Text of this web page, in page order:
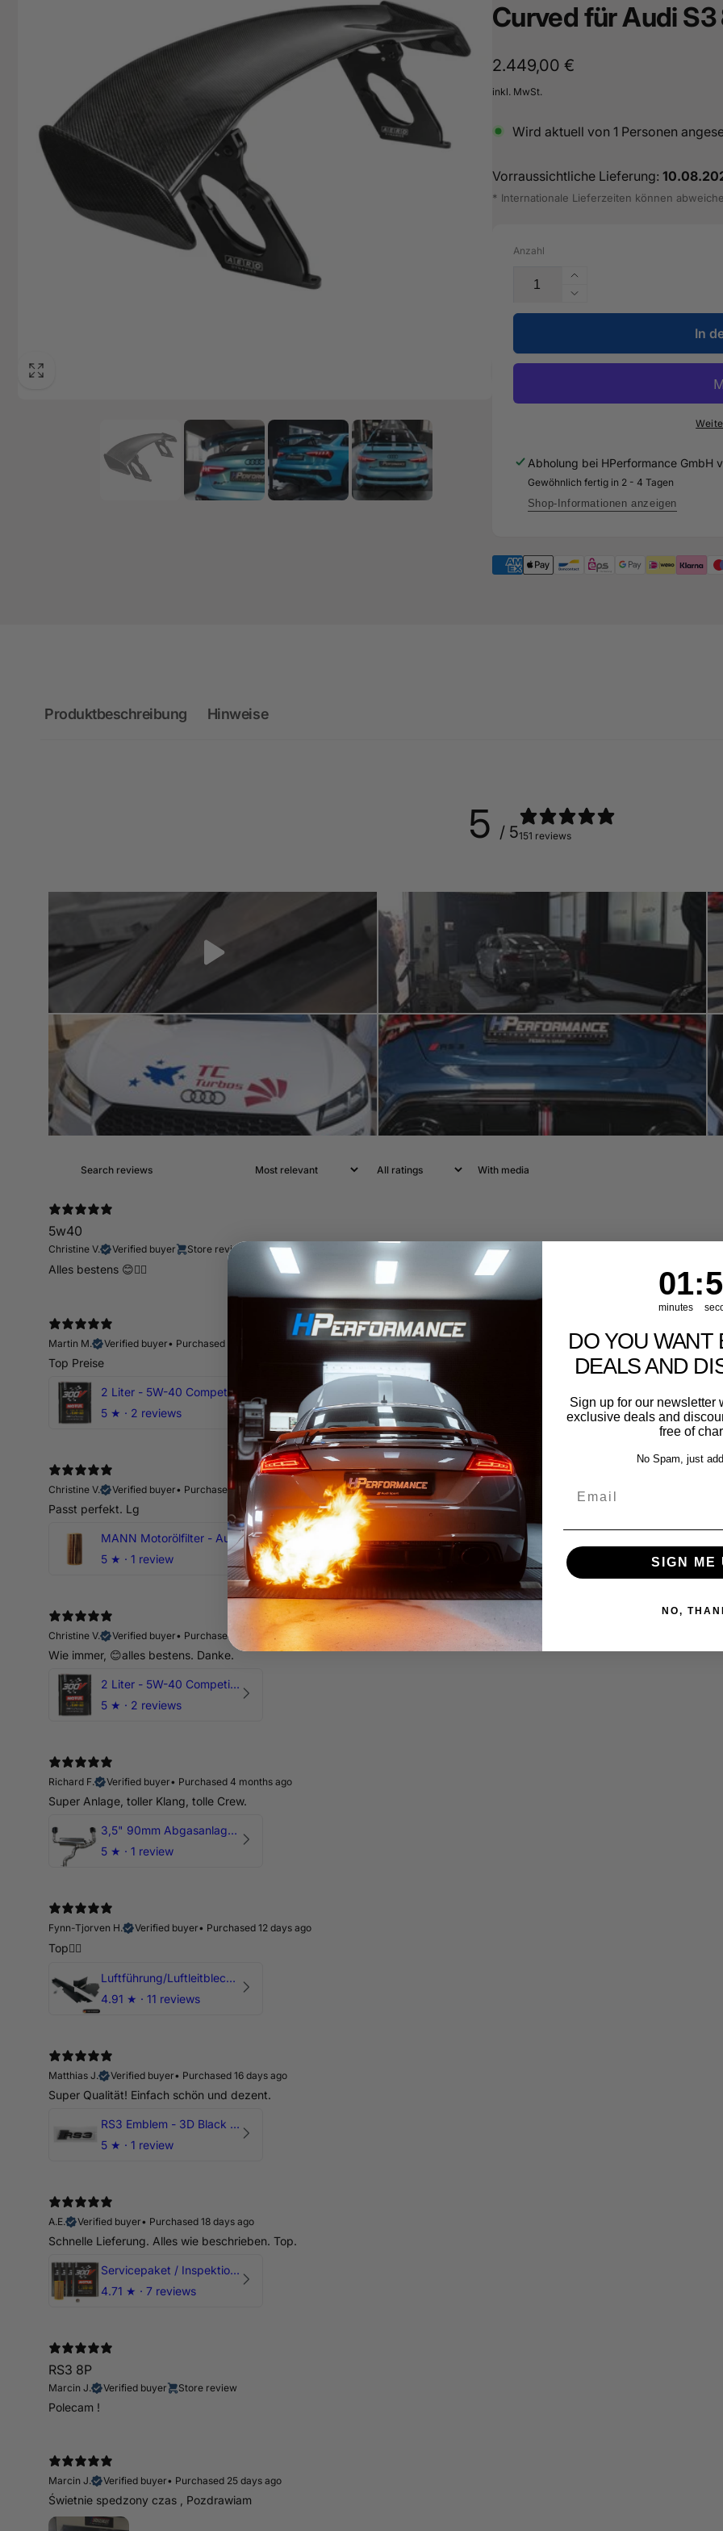
Curved für Audi
Normaler
Preis
2.449,00 €
inkl. MwSt.
Wird aktuell von 1 Personen
Vorraussichtliche Lieferung:
* Internationale Lieferzeiten können
Anzahl
Erhöhe
die
Menge
Carbon
Heckflügel
Heckspoiler
für
Audi
S3
Verringere
die
für
Carbon
/
Curved
für
Audi
Limousine
In
Abholung bei HPerformance GmbH
Gewöhnlich fertig in 2 - 4 Tagen
Shop-Informationen anzeigen
Produktbeschreibung Hinweise
5 / 5151 reviews
With media
5w40
Christine V. Verified buyer Store review
Alles bestens 😊👍🏻
Martin M.
Verified buyer• Purchased 11 days ago
Top Preise
2 Liter - 5W-40 Competition 300V Motul Motoröl
5 ★ · 2 reviews
Christine V.
Verified buyer• Purchased 14 days ago
Passt perfekt. Lg
MANN Motorölfilter - Audi RS3 TTRS RSQ3 VZ5 - DAZ DNW
5 ★ · 1 review
Christine V.
Verified buyer• Purchased 14 days ago
Wie immer, 😊alles bestens. Danke.
2 Liter - 5W-40 Competition 300V Motul Motoröl
5 ★ · 2 reviews
Richard F.
Verified buyer• Purchased 4 months ago
Super Anlage, toller Klang, tolle Crew.
3,5" 90mm Abgasanlage AUDI RSQ3 DNWA 2.5 TFSI
5 ★ · 1 review
Fynn-Tjorven H.
Verified buyer• Purchased 12 days ago
Top👍🏼
Luftführung/Luftleitblech 5" 125mm offene Ansaugung HPerformance
4.91 ★ · 11 reviews
Matthias J.
Verified buyer• Purchased 16 days ago
Super Qualität! Einfach schön und dezent.
RS3 Emblem - 3D Black Edition - Schwarz/Schwarz Logo Modellschriftzug
5 ★ · 1 review
A.E.
Verified buyer• Purchased 18 days ago
Schnelle Lieferung. Alles wie beschrieben. Top.
Servicepaket / Inspektionspaket 1 mit Motul 300V 5W40 - 5W50 für alle 2.5 TFSI Modelle
4.71 ★ · 7 reviews
RS3 8P
Marcin J. Verified buyer Store review
Polecam !
Marcin J.
Verified buyer• Purchased 25 days ago
Świetnie spedzony czas , Pozdrawiam
1
01
minutes
: 54
DO YOU WANT
DEALS AND
Sign up for our newsletter
exclusive deals and
free of
No Spam, just
SIGN ME
NO,